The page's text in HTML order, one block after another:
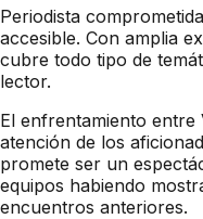
Periodista
accesible. Con amplia
cubre todo tipo de
lector.
El enfrentamiento
atención de los
promete ser un
equipos habiendo
encuentros anteriores.